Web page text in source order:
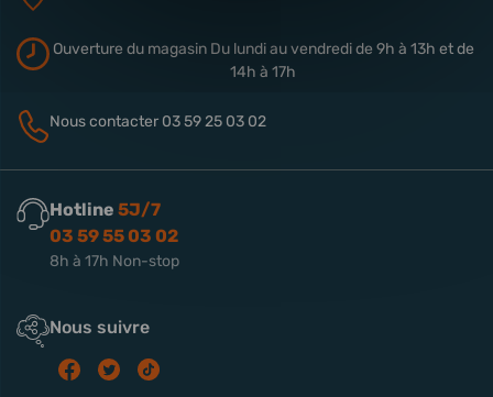
Ouverture du magasinDu lundi au vendredi de 9h à 13h et de
14h à 17h
Nous contacter 03 59 25 03 02
Hotline 5J/7
03 59 55 03 02
8h à 17h Non-stop
Nous suivre